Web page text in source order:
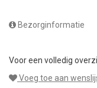
Bezorginformatie
Voor een volledig
Voeg toe aan